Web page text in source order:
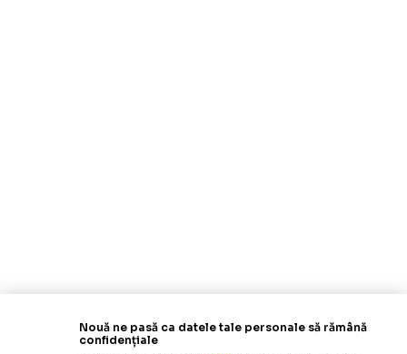
Nouă ne pasă ca datele tale personale să rămână
confidențiale